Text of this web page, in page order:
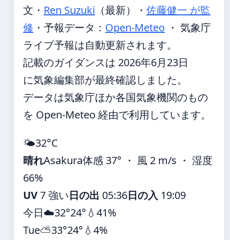
文・ Ren Suzuki （最新） ・ 佐藤健一 が監
修 ・ 予報データ： Open-Meteo ・ 気象庁
ライブ予報は自動更新されます。
記載のガイダンスは 2026年6月23日
に気象編集部が最終確認しました。
データは気象庁ほか各国気象機関のもの
を Open-Meteo 経由で利用しています。
🌤️32°C
晴れAsakura体感 37° ・ 風 2 m/s ・ 湿度
66%
UV7 強い日の出 05:36日の入 19:09
今日☁️32°24° 💧41%
Tue⛅33°24° 💧4%